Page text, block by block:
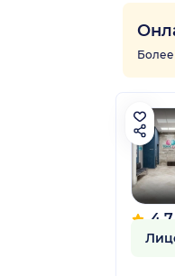
Более
4.7
464